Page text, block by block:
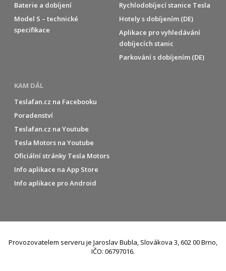
Baterie a dobíjení
Model S – technické
specifikace
Rychlodobíjecí stanice Tesla
Hotely s dobíjením (DE)
Aplikace pro vyhledávání
dobíjecích stanic
Parkování s dobíjením (DE)
KAM DÁL
Teslafan.cz na Facebooku
Poradenství
Teslafan.cz na Youtube
Tesla Motors na Youtube
Oficiální stránky Tesla Motors
Info aplikace na App Store
Info aplikace pro Android
Provozovatelem serveru je Jaroslav Bubla, Slovákova 3, 602 00 Brno,
IČO: 06797016.